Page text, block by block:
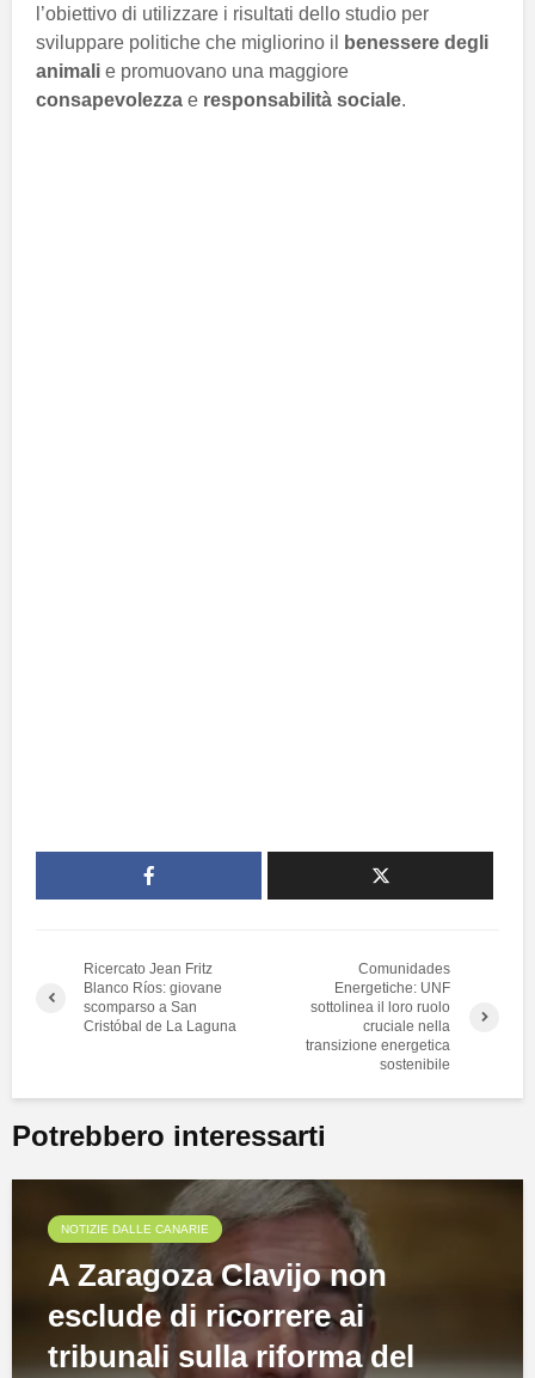
l’obiettivo di utilizzare i risultati dello studio per
sviluppare politiche che migliorino il
benessere degli
animali e promuovano una maggiore
consapevolezza e responsabilità sociale.
Ricercato Jean Fritz
Blanco Ríos: giovane
scomparso a San
Cristóbal de La Laguna
Comunidades
Energetiche: UNF
sottolinea il loro ruolo
cruciale nella
transizione energetica
sostenibile
Potrebbero interessarti
NOTIZIE DALLE CANARIE
A Zaragoza Clavijo non
esclude di ricorrere ai
tribunali sulla riforma del